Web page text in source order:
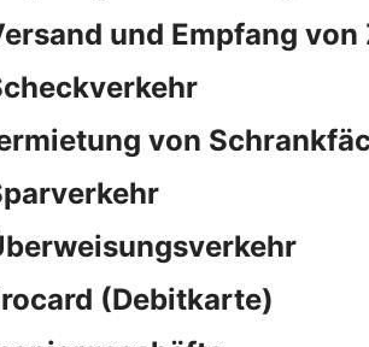
und Empfang
von
(Debitkarte)